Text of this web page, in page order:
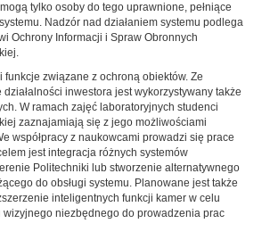
tylko osoby do tego uprawnione, pełniące
Nadzór nad działaniem systemu podlega
Ochrony Informacji i Spraw Obronnych
funkcje związane z ochroną obiektów. Ze
inwestora jest wykorzystywany także
W ramach zajęć laboratoryjnych studenci
zaznajamiają się z jego możliwościami
współpracy z naukowcami prowadzi się prace
jest integracja różnych systemów
Politechniki lub stworzenie alternatywnego
do obsługi systemu. Planowane jest także
inteligentnych funkcji kamer w celu
wizyjnego niezbędnego do prowadzenia prac